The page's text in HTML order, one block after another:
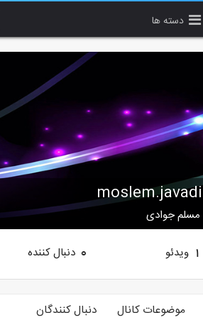
دسته ها
moslem.javadi
مسلم جوادی
1 ویدئو 0 دنبال کننده
موضوعات کانال دنبال کنندگان